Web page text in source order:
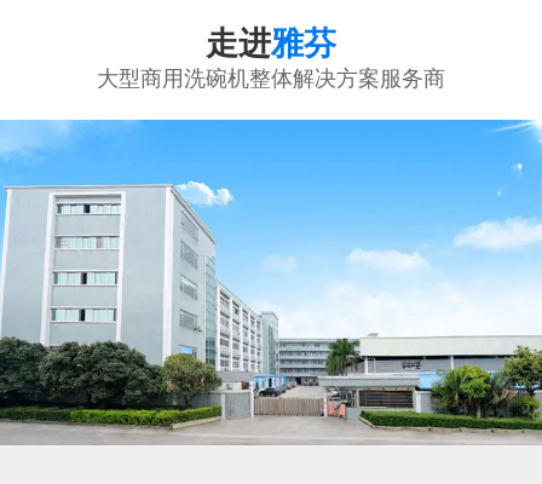
走进雅芬
大型商用洗碗机整体解决方案服务商